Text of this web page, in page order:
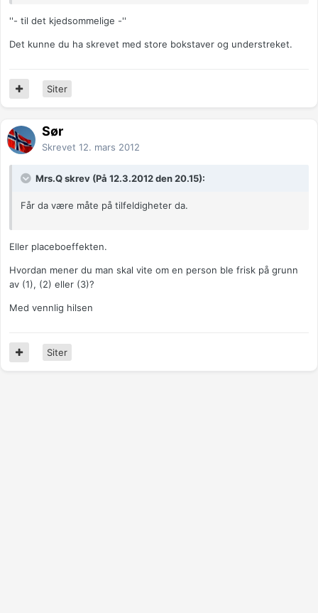
''- til det kjedsommelige -''
Det kunne du ha skrevet med store bokstaver og understreket.
Siter
Sør
Skrevet 12. mars 2012
Mrs.Q skrev (På 12.3.2012 den 20.15):
Får da være måte på tilfeldigheter da.
Eller placeboeffekten.
Hvordan mener du man skal vite om en person ble frisk på grunn
av (1), (2) eller (3)?
Med vennlig hilsen
Siter